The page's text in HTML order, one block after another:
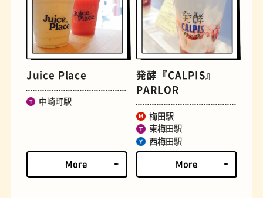
文学碑 ジェラート
Juice Place
中崎町駅
発酵『CALPIS』
PARLOR
梅田駅
東梅田駅
西梅田駅